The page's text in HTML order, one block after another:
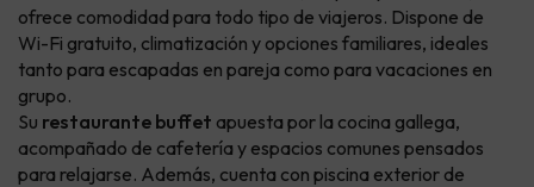
ofrece comodidad para todo tipo de viajeros. Dispone de
Wi-Fi gratuito, climatización y opciones familiares, ideales
tanto para escapadas en pareja como para vacaciones en
grupo.
Su restaurante buffet apuesta por la cocina gallega,
acompañado de cafetería y espacios comunes pensados
para relajarse. Además, cuenta con piscina exterior de